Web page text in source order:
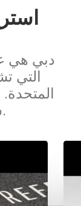
دبي هي
التي
شبه الجزيرة العربية.